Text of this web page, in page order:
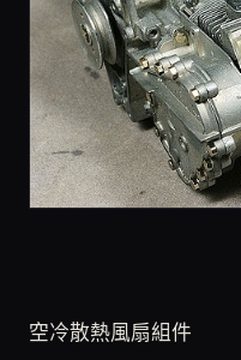
空冷散熱風扇組件